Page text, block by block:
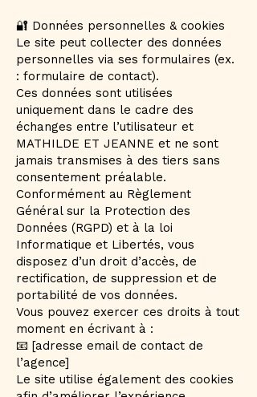
🔐 Données personnelles & cookies
Le site peut collecter des données
personnelles via ses formulaires (ex.
: formulaire de contact).
Ces données sont utilisées
uniquement dans le cadre des
échanges entre l’utilisateur et
MATHILDE ET JEANNE et ne sont
jamais transmises à des tiers sans
consentement préalable.
Conformément au Règlement
Général sur la Protection des
Données (RGPD) et à la loi
Informatique et Libertés, vous
disposez d’un droit d’accès, de
rectification, de suppression et de
portabilité de vos données.
Vous pouvez exercer ces droits à tout
moment en écrivant à :
📧 [adresse email de contact de
l’agence]
Le site utilise également des cookies